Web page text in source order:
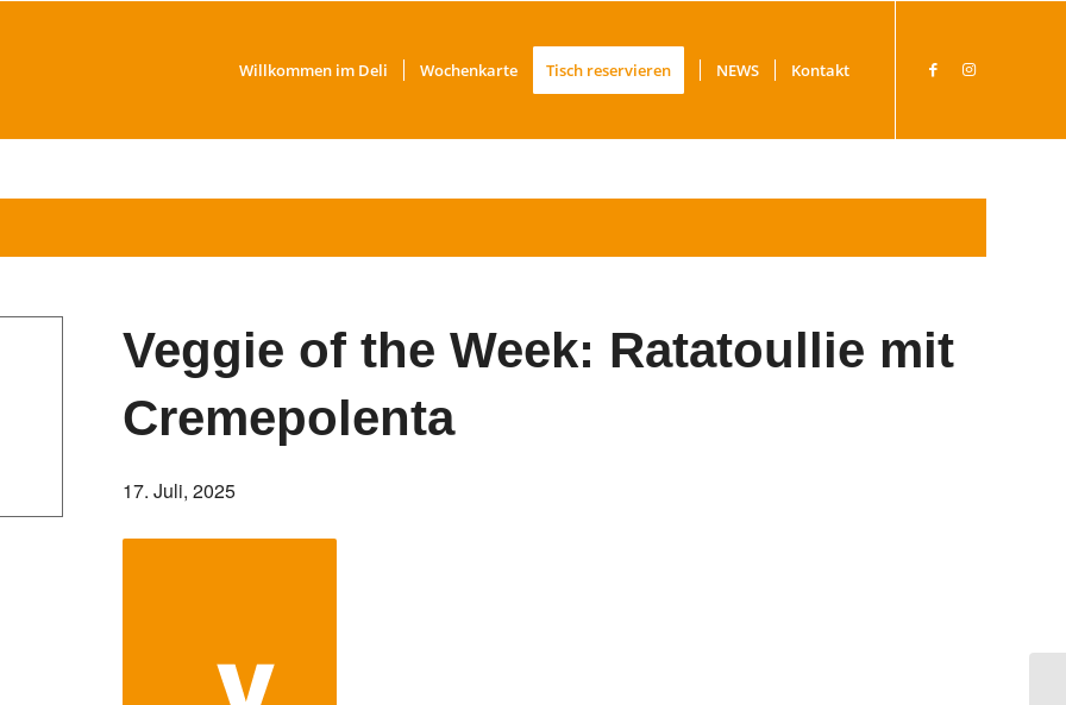
Willkommen im Deli Wochenkarte Tisch reservieren NEWS Kontakt
Veggie of the Week: Ratatoullie mit
Cremepolenta
17. Juli, 2025